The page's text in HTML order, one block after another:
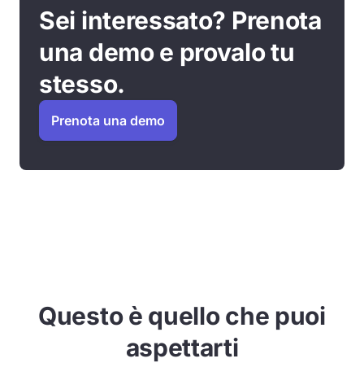
Sei interessato? Prenota
una demo e provalo tu
stesso.
Prenota una demo
Questo è quello che puoi
aspettarti